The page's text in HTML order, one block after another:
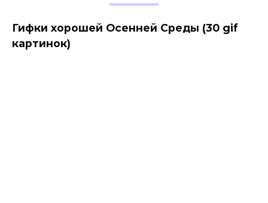
Гифки хорошей Осенней Среды (30 gif
картинок)